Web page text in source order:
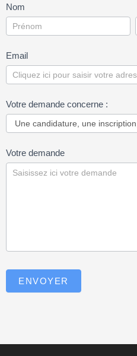
Contact1
Nom
Nom
Email
Votre demande concerne :
Votre demande
ENVOYER